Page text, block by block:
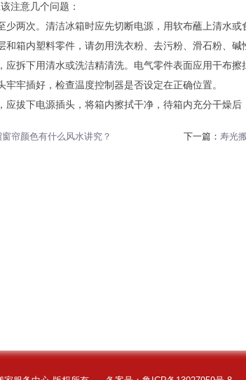
注意几个问题：
少两次。清洁冰箱时应先切断电源，用软布蘸上清水
和箱内塑料零件，请勿用洗衣粉、去污粉、滑石粉、
应拆下用清水或洗洁精清洗。电气零件表面应用干布擦
牢插好，检查温度控制器是否设定在正确位置。
应拔下电源插头，将箱内擦拭干净，待箱内充分干燥后
帘颜色有什么风水讲究？ 下一篇： 寿光